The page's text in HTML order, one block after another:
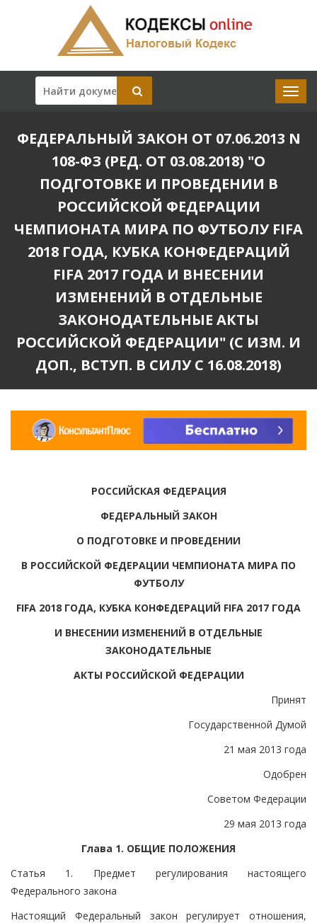
ФЕДЕРАЛЬНЫЙ ЗАКОН ОТ 07.06.2013 N
108-ФЗ (РЕД. ОТ 03.08.2018) "О
ПОДГОТОВКЕ И ПРОВЕДЕНИИ В
РОССИЙСКОЙ ФЕДЕРАЦИИ
ЧЕМПИОНАТА МИРА ПО ФУТБОЛУ FIFA
2018 ГОДА, КУБКА КОНФЕДЕРАЦИЙ
FIFA 2017 ГОДА И ВНЕСЕНИИ
ИЗМЕНЕНИЙ В ОТДЕЛЬНЫЕ
ЗАКОНОДАТЕЛЬНЫЕ АКТЫ
РОССИЙСКОЙ ФЕДЕРАЦИИ" (С ИЗМ. И
ДОП., ВСТУП. В СИЛУ С 16.08.2018)
РОССИЙСКАЯ ФЕДЕРАЦИЯ
ФЕДЕРАЛЬНЫЙ ЗАКОН
О ПОДГОТОВКЕ И ПРОВЕДЕНИИ
В РОССИЙСКОЙ ФЕДЕРАЦИИ ЧЕМПИОНАТА МИРА ПО
ФУТБОЛУ
FIFA 2018 ГОДА, КУБКА КОНФЕДЕРАЦИЙ FIFA 2017 ГОДА
И ВНЕСЕНИИ ИЗМЕНЕНИЙ В ОТДЕЛЬНЫЕ
ЗАКОНОДАТЕЛЬНЫЕ
АКТЫ РОССИЙСКОЙ ФЕДЕРАЦИИ
Принят
Государственной Думой
21 мая 2013 года
Одобрен
Советом Федерации
29 мая 2013 года
Глава 1. ОБЩИЕ ПОЛОЖЕНИЯ
Статья 1. Предмет регулирования настоящего
Федерального закона
Настоящий Федеральный закон регулирует отношения,